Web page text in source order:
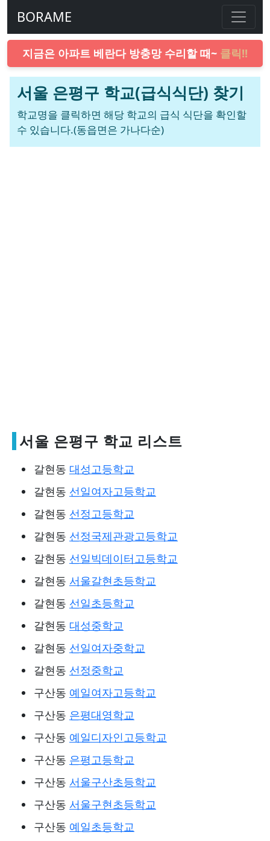
BORAME
지금은 아파트 베란다 방충망 수리할 때~ 클릭!!
서울 은평구 학교(급식식단) 찾기
학교명을 클릭하면 해당 학교의 급식 식단을 확인할
수 있습니다.(동읍면은 가나다순)
서울 은평구 학교 리스트
갈현동 대성고등학교
갈현동 선일여자고등학교
갈현동 선정고등학교
갈현동 선정국제관광고등학교
갈현동 선일빅데이터고등학교
갈현동 서울갈현초등학교
갈현동 선일초등학교
갈현동 대성중학교
갈현동 선일여자중학교
갈현동 선정중학교
구산동 예일여자고등학교
구산동 은평대영학교
구산동 예일디자인고등학교
구산동 은평고등학교
구산동 서울구산초등학교
구산동 서울구현초등학교
구산동 예일초등학교